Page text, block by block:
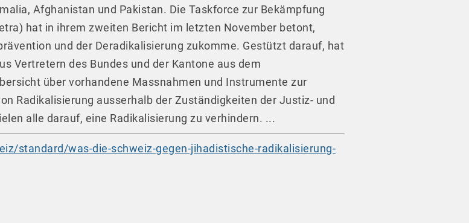
Afghanistan und Pakistan. Die Taskforce zur Bekämpfung
hat in ihrem zweiten Bericht im letzten November betont,
und der Deradikalisierung zukomme. Gestützt darauf, hat
Vertretern des Bundes und der Kantone aus dem
über vorhandene Massnahmen und Instrumente zur
Radikalisierung ausserhalb der Zuständigkeiten der Justiz- und
alle darauf, eine Radikalisierung zu verhindern. ...
standard/was-die-schweiz-gegen-jihadistische-radikalisierung-